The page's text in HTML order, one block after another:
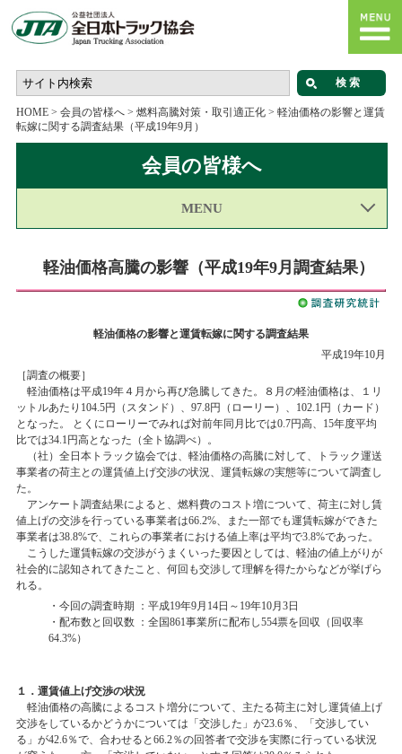
HOME> 会員の皆様へ> 燃料高騰対策・取引適正化> 軽油価格の影響と運賃
転嫁に関する調査結果（平成19年9月）
会員の皆様へ
MENU
軽油価格高騰の影響（平成19年9月調査結果）
軽油価格の影響と運賃転嫁に関する調査結果
平成19年10月
［調査の概要］
軽油価格は平成19年４月から再び急騰してきた。８月の軽油価格は、１リ
ットルあたり104.5円（スタンド）、97.8円（ローリー）、102.1円（カード）
となった。 とくにローリーでみれば対前年同月比では0.7円高、15年度平均
比では34.1円高となった（全ト協調べ）。
（社）全日本トラック協会では、軽油価格の高騰に対して、トラック運送
事業者の荷主との運賃値上げ交渉の状況、運賃転嫁の実態等について調査し
た。
アンケート調査結果によると、燃料費のコスト増について、荷主に対し賃
値上げの交渉を行っている事業者は66.2%、また一部でも運賃転嫁ができた
事業者は38.8%で、これらの事業者における値上率は平均で3.8%であった。
こうした運賃転嫁の交渉がうまくいった要因としては、軽油の値上がりが
社会的に認知されてきたこと、何回も交渉して理解を得たからなどが挙げら
れる。
・今回の調査時期 ：平成19年9月14日～19年10月3日
・配布数と回収数 ：全国861事業所に配布し554票を回収（回収率
64.3%）
１．運賃値上げ交渉の状況
軽油価格の高騰によるコスト増分について、主たる荷主に対し運賃値上げ
交渉をしているかどうかについては「交渉した」が23.6％、「交渉してい
る」が42.6％で、合わせると66.2％の回答者で交渉を実際に行っている状況